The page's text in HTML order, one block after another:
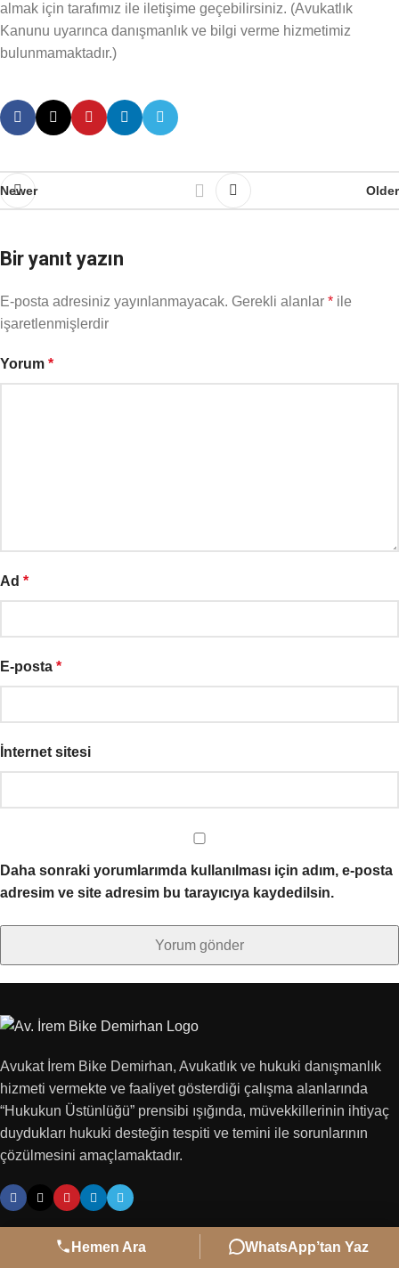
Hemen Ara WhatsApp’tan Yaz
almak için tarafımız ile iletişime geçebilirsiniz. (Avukatlık
Kanunu uyarınca danışmanlık ve bilgi verme hizmetimiz
bulunmamaktadır.)
Newer Older
Bir yanıt yazın
E-posta adresiniz yayınlanmayacak. Gerekli alanlar * ile
işaretlenmişlerdir
Yorum *
Ad *
E-posta *
İnternet sitesi
Daha sonraki yorumlarımda kullanılması için adım, e-posta
adresim ve site adresim bu tarayıcıya kaydedilsin.
Avukat İrem Bike Demirhan, Avukatlık ve hukuki danışmanlık
hizmeti vermekte ve faaliyet gösterdiği çalışma alanlarında
“Hukukun Üstünlüğü” prensibi ışığında, müvekkillerinin ihtiyaç
duydukları hukuki desteğin tespiti ve temini ile sorunlarının
çözülmesini amaçlamaktadır.
KURUMSAL